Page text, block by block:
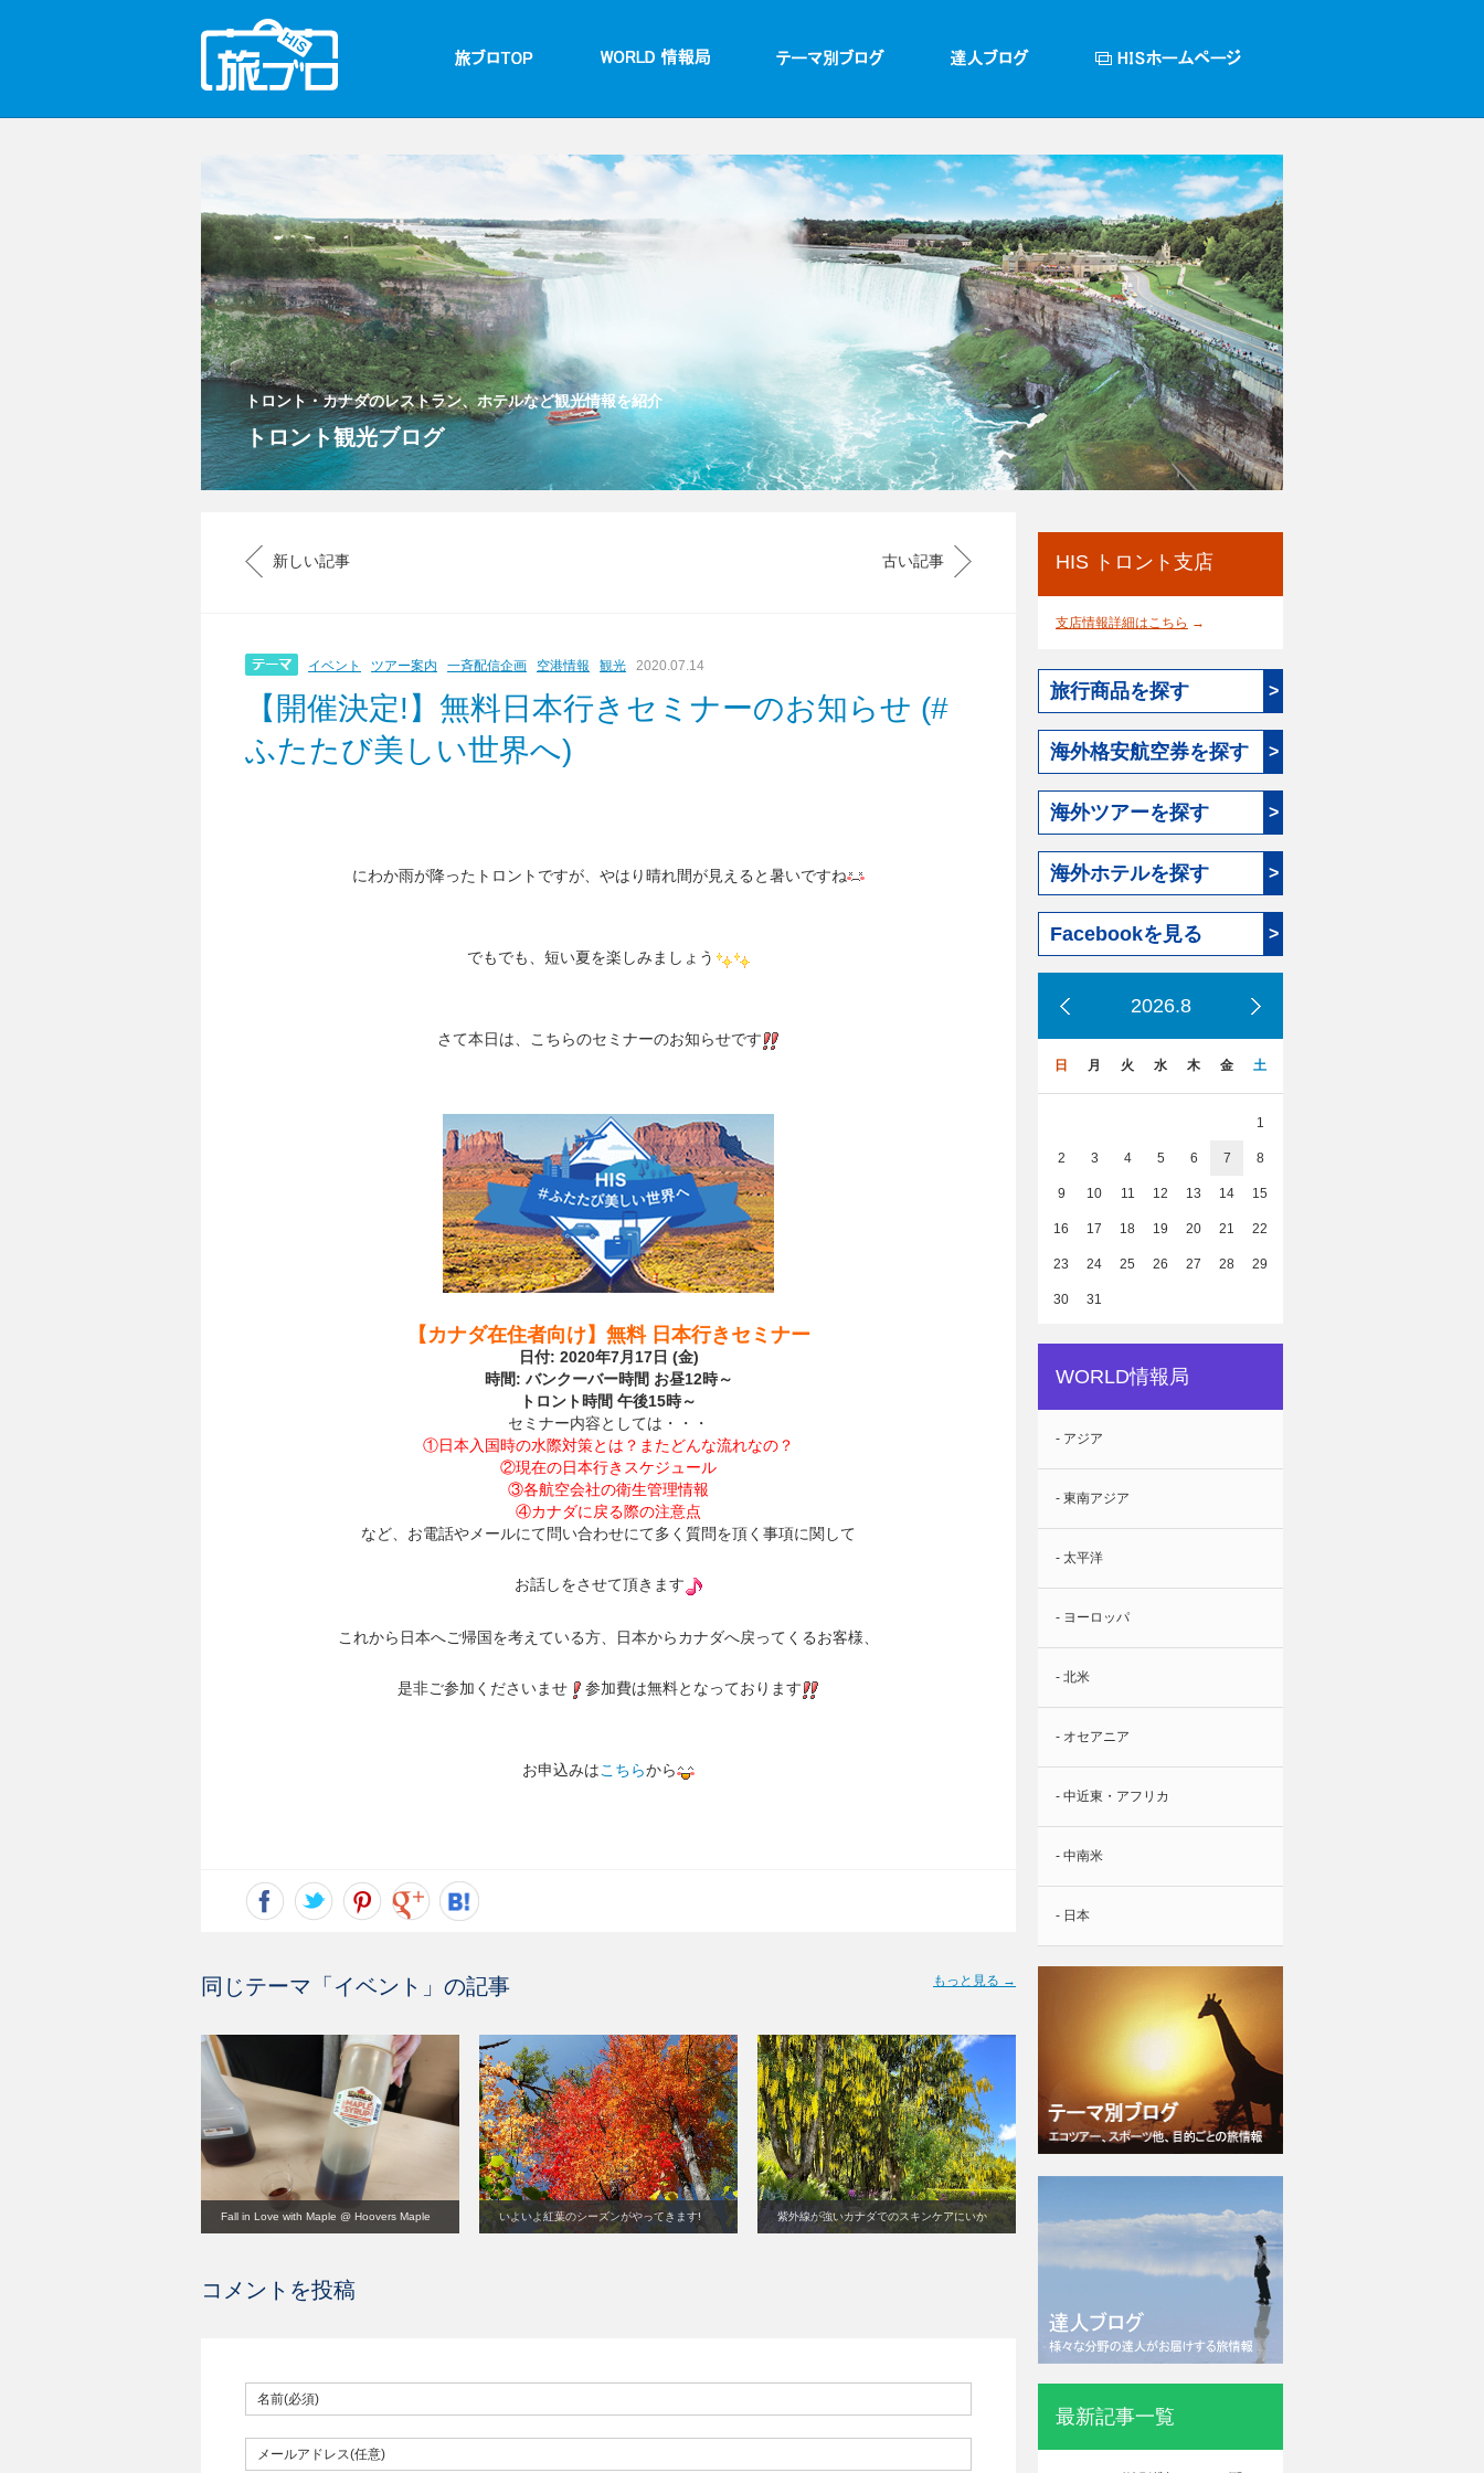
トロント・カナダのレストラン、ホテルなど観光情報を紹介
トロント観光ブログ
新しい記事 古い記事
イベント ツアー案内 一斉配信企画 空港情報 観光 2020.07.14
【開催決定!】無料日本行きセミナーのお知らせ (#
ふたたび美しい世界へ)
にわか雨が降ったトロントですが、やはり晴れ間が見えると暑いですね
でもでも、短い夏を楽しみましょう
さて本日は、こちらのセミナーのお知らせです
【カナダ在住者向け】無料 日本行きセミナー
日付: 2020年7月17日 (金)
時間: バンクーバー時間 お昼12時～
トロント時間 午後15時～
セミナー内容としては・・・
①日本入国時の水際対策とは？またどんな流れなの？
②現在の日本行きスケジュール
③各航空会社の衛生管理情報
④カナダに戻る際の注意点
など、お電話やメールにて問い合わせにて多く質問を頂く事項に関して
お話しをさせて頂きます
これから日本へご帰国を考えている方、日本からカナダへ戻ってくるお客様、
是非ご参加くださいませ 参加費は無料となっております
お申込みはこちらから
同じテーマ「 イベント 」の記事 もっと見る →
Fall in Love with Maple @ Hoovers Maple いよいよ紅葉のシーズンがやってきます! 紫外線が強いカナダでのスキンケアにいか
コメントを投稿
HIS トロント支店
支店情報詳細はこちら →
旅行商品を探す >
海外格安航空券を探す >
海外ツアーを探す >
海外ホテルを探す >
Facebookを見る >
2026.8
日 月 火 水 木 金 土
1
2 3 4 5 6 7 8
9 10 11 12 13 14 15
16 17 18 19 20 21 22
23 24 25 26 27 28 29
30 31
WORLD情報局
- アジア
- 東南アジア
- 太平洋
- ヨーロッパ
- 北米
- オセアニア
- 中近東・アフリカ
- 中南米
- 日本
最新記事一覧